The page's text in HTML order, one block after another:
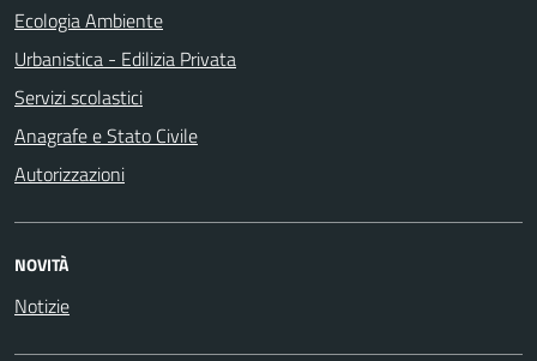
Ecologia Ambiente
Urbanistica - Edilizia Privata
Servizi scolastici
Anagrafe e Stato Civile
Autorizzazioni
NOVITÀ
Notizie